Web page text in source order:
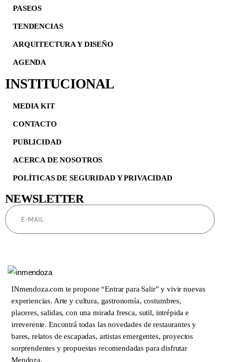
PASEOS
TENDENCIAS
ARQUITECTURA Y DISEÑO
AGENDA
INSTITUCIONAL
MEDIA KIT
CONTACTO
PUBLICIDAD
ACERCA DE NOSOTROS
POLÍTICAS DE SEGURIDAD Y PRIVACIDAD
NEWSLETTER
INmendoza.com te propone “Entrar para Salir” y vivir nuevas
experiencias. Arte y cultura, gastronomía, costumbres,
placeres, salidas, con una mirada fresca, sutil, intrépida e
irreverente. Encontrá todas las novedades de restaurantes y
bares, relatos de escapadas, artistas emergentes, proyectos
sorprendentes y propuestas recomendadas para disfrutar
Mendoza.